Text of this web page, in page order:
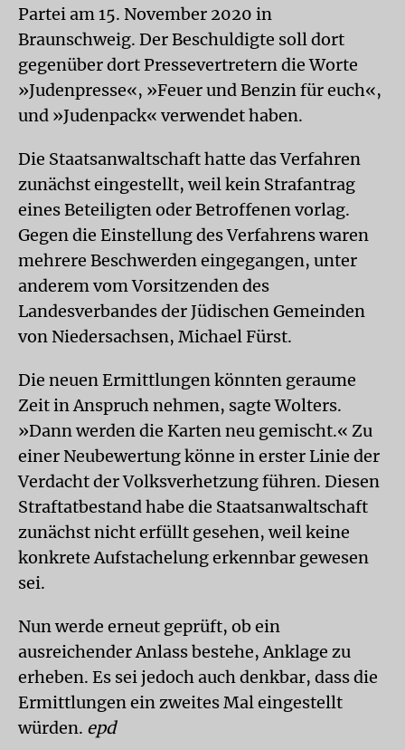
Partei am 15. November 2020 in
Braunschweig. Der Beschuldigte soll dort
gegenüber dort Pressevertretern die Worte
»Judenpresse«, »Feuer und Benzin für euch«,
und »Judenpack« verwendet haben.
Die Staatsanwaltschaft hatte das Verfahren
zunächst eingestellt, weil kein Strafantrag
eines Beteiligten oder Betroffenen vorlag.
Gegen die Einstellung des Verfahrens waren
mehrere Beschwerden eingegangen, unter
anderem vom Vorsitzenden des
Landesverbandes der Jüdischen Gemeinden
von Niedersachsen, Michael Fürst.
Die neuen Ermittlungen könnten geraume
Zeit in Anspruch nehmen, sagte Wolters.
»Dann werden die Karten neu gemischt.« Zu
einer Neubewertung könne in erster Linie der
Verdacht der Volksverhetzung führen. Diesen
Straftatbestand habe die Staatsanwaltschaft
zunächst nicht erfüllt gesehen, weil keine
konkrete Aufstachelung erkennbar gewesen
sei.
Nun werde erneut geprüft, ob ein
ausreichender Anlass bestehe, Anklage zu
erheben. Es sei jedoch auch denkbar, dass die
Ermittlungen ein zweites Mal eingestellt
würden. epd